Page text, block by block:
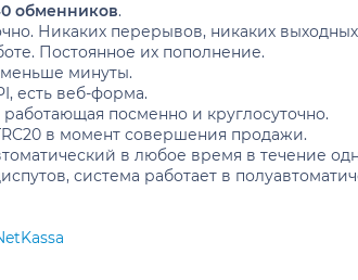
обменников.
Никаких перерывов, никаких
Постоянное их пополнение.
минуты.
есть веб-форма.
посменно и круглосуточно.
в момент совершения продажи.
в любое время в течение
система работает в